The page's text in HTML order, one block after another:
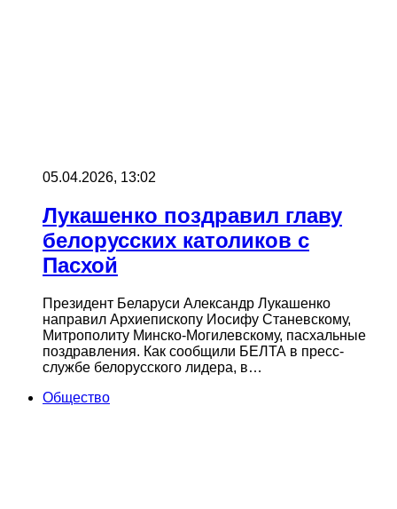
05.04.2026, 13:02
Лукашенко поздравил главу
белорусских католиков с
Пасхой
Президент Беларуси Александр Лукашенко
направил Архиепископу Иосифу Станевскому,
Митрополиту Минско-Могилевскому, пасхальные
поздравления. Как сообщили БЕЛТА в пресс-
службе белорусского лидера, в…
Общество